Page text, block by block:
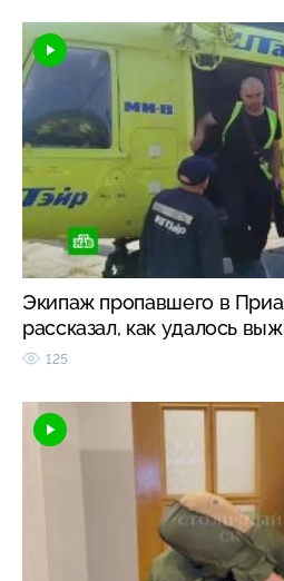
Экипаж пропавшего в
рассказал, как удалось
125